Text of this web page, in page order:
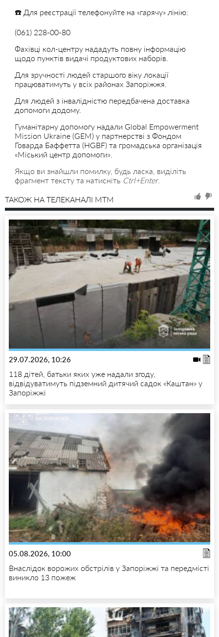
☎️ Для реєстрації телефонуйте на «гарячу» лінію:
(061) 228-00-80
Фахівці кол-центру нададуть повну інформацію
щодо пунктів видачі продуктових наборів.
Для зручності людей старшого віку локації
працюватимуть у всіх районах Запоріжжя.
Для людей з інвалідністю передбачена доставка
допомоги додому.
Гуманітарну допомогу надали Global Empowerment
Mission Ukraine (GEM) у партнерстві з Фондом
Говарда Баффетта (HGBF) та громадська організація
«Міський центр допомоги».
Якщо ви знайшли помилку, будь ласка, виділіть
фрагмент тексту та натисніть Ctrl+Enter.
ТАКОЖ НА ТЕЛЕКАНАЛІ MTM
29.07.2026, 10:26
118 дітей, батьки яких уже надали згоду,
відвідуватимуть підземний дитячий садок «Каштан» у
Запоріжжі
05.08.2026, 10:00
Внаслідок ворожих обстрілів у Запоріжжі та передмісті
виникло 13 пожеж